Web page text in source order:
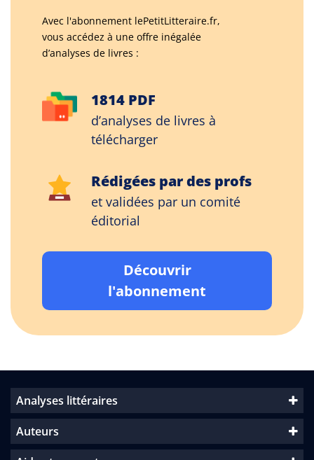
Avec l'abonnement lePetitLitteraire.fr,
vous accédez à une offre inégalée
d’analyses de livres :
1814 PDF
d’analyses de livres à
télécharger
Rédigées par des profs
et validées par un comité
éditorial
Découvrir
l'abonnement
Analyses littéraires
Auteurs